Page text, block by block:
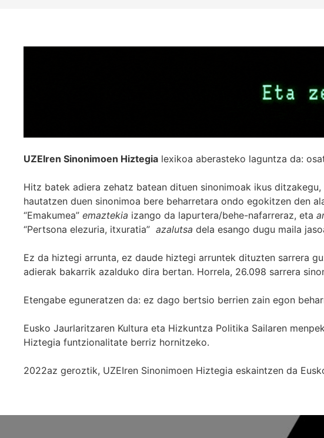
UZEIren Sinonimoen Hiztegia lexikoa aberasteko laguntza da:
Hitz batek adiera zehatz batean dituen sinonimoak ikus
hautatzen duen sinonimoa bere beharretara ondo egokitzen den
“Emakumea” emaztekia izango da lapurtera/behe-nafarreraz, eta
“Pertsona elezuria, itxuratia” azalutsa dela esango dugu maila
Ez da hiztegi arrunta, ez daude hiztegi arruntek dituzten sarrera
adierak bakarrik azalduko dira bertan. Horrela, 26.098 sarrera
Etengabe eguneratzen da: ez dago bertsio berrien zain egon
Eusko Jaurlaritzaren Kultura eta Hizkuntza Politika Sailaren
Hiztegia funtzionalitate berriz hornitzeko.
2022az geroztik, UZEIren Sinonimoen Hiztegia eskaintzen da